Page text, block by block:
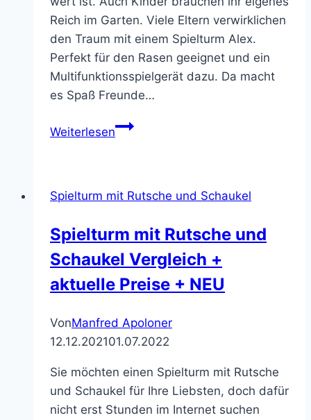
Reich im Garten. Viele Eltern verwirklichen
den Traum mit einem Spielturm Alex.
Perfekt für den Rasen geeignet und ein
Multifunktionsspielgerät dazu. Da macht
es Spaß Freunde…
WeiterlesenSpielturm
der
mit
Rutsche
kann
Spielturm mit Rutsche und Schaukel
Spielturm mit Rutsche und
Schaukel Vergleich +
aktuelle Preise + NEU
VonManfred Apoloner
12.12.202101.07.2022
Sie möchten einen Spielturm mit Rutsche
und Schaukel für Ihre Liebsten, doch dafür
nicht erst Stunden im Internet suchen